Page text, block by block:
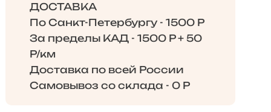
ДОСТАВКА
По Санкт-Петербургу - 1500 Р
За пределы КАД - 1500 Р + 50
Р/км
Доставка по всей России
Самовывоз со склада - 0 Р